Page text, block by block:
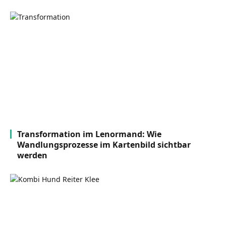
Transformation im Lenormand: Wie
Wandlungsprozesse im Kartenbild sichtbar
werden